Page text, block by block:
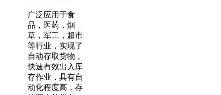
广泛应用于食
品，医药，烟
草，军工，超市
等行业，实现了
自动存取货物，
快速有效出入库
存作业，具有自
动化程度高，存